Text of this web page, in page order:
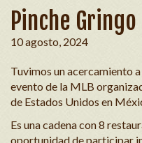
Pinche Gringo
10 agosto, 2024
Tuvimos un acercamiento a
evento de la MLB
de Estados Unidos en
Es una cadena con 8
oportunidad de participar